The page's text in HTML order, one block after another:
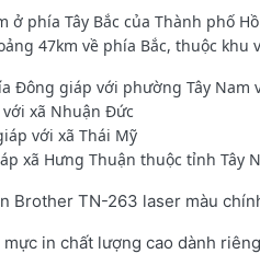
ở phía Tây Bắc của Thành phố
47km về phía Bắc, thuộc khu
Đông giáp với phường Tây Nam
xã Nhuận Đức
với xã Thái Mỹ
xã Hưng Thuận thuộc tỉnh Tây
Brother TN-263 laser màu
in chất lượng cao dành